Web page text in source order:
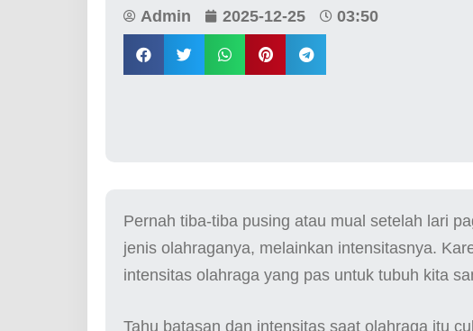
Admin 2025-12-25 03:50
Pernah tiba-tiba pusing atau mual setelah lari
jenis olahraganya, melainkan intensitasnya.
intensitas olahraga yang pas untuk tubuh kita
Tahu batasan dan intensitas saat olahraga itu